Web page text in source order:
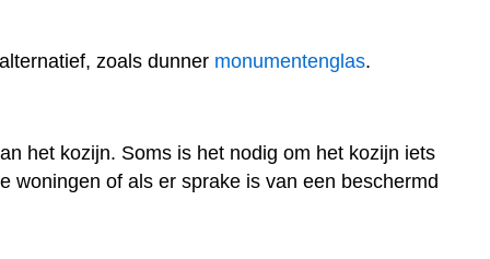
zoals dunner monumentenglas.
het kozijn. Soms is het nodig om het kozijn iets
woningen of als er sprake is van een beschermd